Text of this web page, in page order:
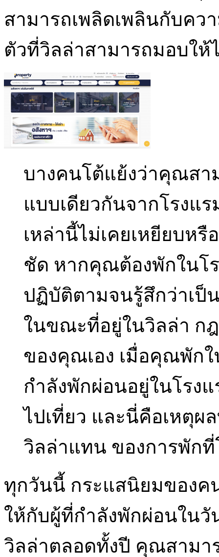
สามารถเพลิดเพลินกับคว
ตัวที่วิลล่าสามารถมอบให้
บางคนโต้แย้งว่าคุณสา
แบบเดียวกันจากโรงแ
เหล่านี้ไม่เคยเหยียบหรื
ชัด หากคุณต้องพักในโ
ปฏิบัติตามจนรู้สึกว่าเป็น
ในขณะที่อยู่ในวิลล่า
ของคุณเอง เมื่อคุณพัก
กำลังพักผ่อนอยู่ในโรง
ไปเที่ยว และนี่คือเหตุผ
วิลล่าแทน ของการพักที่
ทุกวันนี้ กระแสนิยมของค
ให้กับผู้ที่กำลังพักผ่อนใน
วิลล่าตลอดทั้งปี คุณสามา